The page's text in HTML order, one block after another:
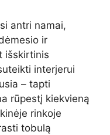
antri namai,
ir
išskirtinis
interjerui
– tapti
rūpestį kiekvieną
rinkoje
tobulą